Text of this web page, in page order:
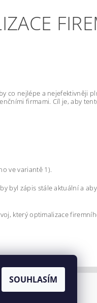
co nejlépe a nejefektivněji
firmami. Cíl je, aby
ve variantě 1).
byl zápis stále aktuální a
který optimalizace
SOUHLASÍM